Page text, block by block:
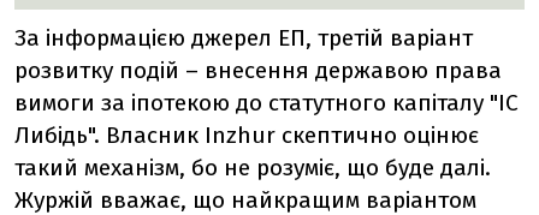
За інформацією джерел ЕП, третій варіант
розвитку подій – внесення державою права
вимоги за іпотекою до статутного капіталу "ІС
Либідь". Власник Inzhur скептично оцінює
такий механізм, бо не розуміє, що буде далі.
Журжій вважає, що найкращим варіантом